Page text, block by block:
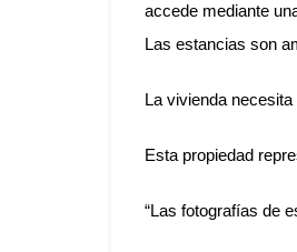
accede mediante
Las estancias son
La vivienda
Esta propiedad
“Las fotografías de